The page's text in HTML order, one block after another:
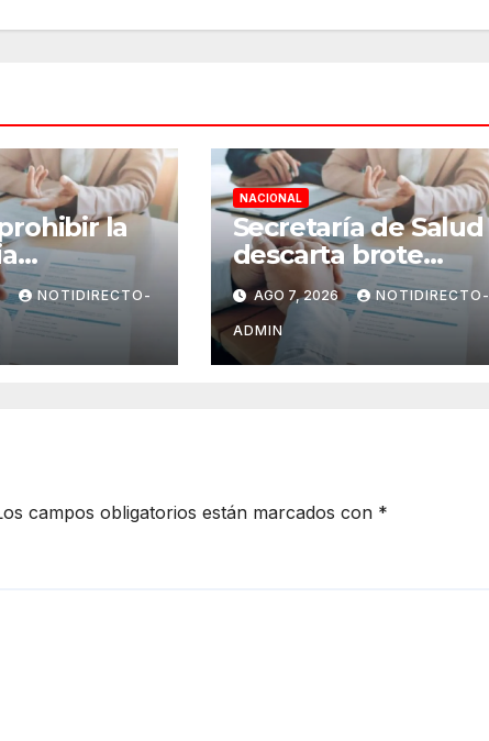
la
de
en
NOTIDIRECTO-
NACIONAL
Secretaría de Salud
descarta brote
activo de
ciclosporiasis en
México y pide
tranquilidad a la
AGO 7, 2026 NOTIDIRECTO-
ADMIN
campos obligatorios están marcados con *